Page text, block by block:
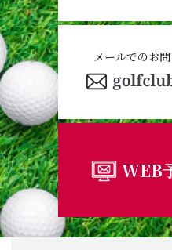
メールでのお
WEB